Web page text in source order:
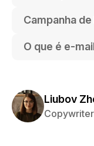
Campanha
O que é e-
Liubov
Copywriter